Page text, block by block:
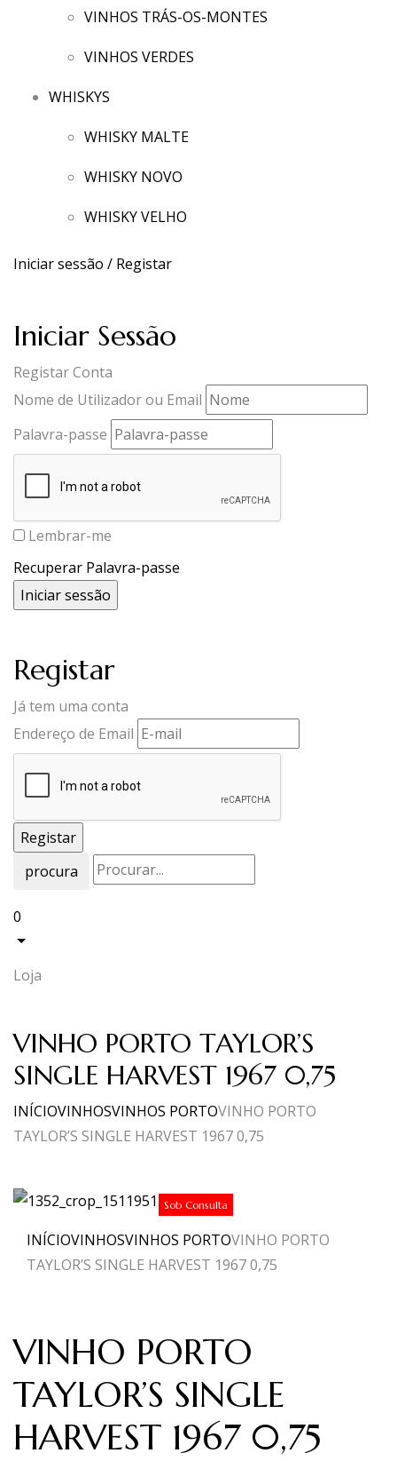
VINHOS TRÁS-OS-MONTES
VINHOS VERDES
WHISKYS
WHISKY MALTE
WHISKY NOVO
WHISKY VELHO
Iniciar sessão / Registar
Iniciar Sessão
Registar Conta
Nome de Utilizador ou Email
Palavra-passe
Lembrar-me
Recuperar Palavra-passe
Registar
Já tem uma conta
Endereço de Email
procura
0
Loja
VINHO PORTO TAYLOR’S
SINGLE HARVEST 1967 0,75
INÍCIOVINHOSVINHOS PORTOVINHO PORTO
TAYLOR’S SINGLE HARVEST 1967 0,75
Sob Consulta
INÍCIOVINHOSVINHOS PORTOVINHO PORTO
TAYLOR’S SINGLE HARVEST 1967 0,75
VINHO PORTO
TAYLOR’S SINGLE
HARVEST 1967 0,75